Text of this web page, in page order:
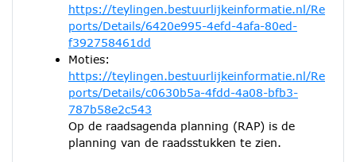
https://teylingen.bestuurlijkeinformatie.nl/Re
ports/Details/6420e995-4efd-4afa-80ed-
f392758461dd
Moties:
https://teylingen.bestuurlijkeinformatie.nl/Re
ports/Details/c0630b5a-4fdd-4a08-bfb3-
787b58e2c543
Op de raadsagenda planning (RAP) is de
planning van de raadsstukken te zien.